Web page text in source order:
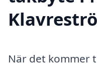
När det kommer